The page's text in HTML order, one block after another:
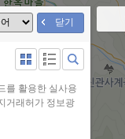
닫기
갤
러
리
형
아
선
택
됨
리
스
트
형
아
검
색
아
이
콘
를 활용한 실사용
거래허가 정보광